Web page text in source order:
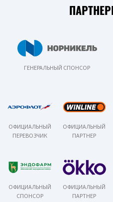
ГЕНЕРАЛЬНЫЙ СПОНСОР
ОФИЦИАЛЬНЫЙ
ПЕРЕВОЗЧИК
ОФИЦИАЛЬНЫЙ
ПАРТНЕР
ОФИЦИАЛЬНЫЙ
СПОНСОР
ОФИЦИАЛЬНЫЙ
ПАРТНЕР